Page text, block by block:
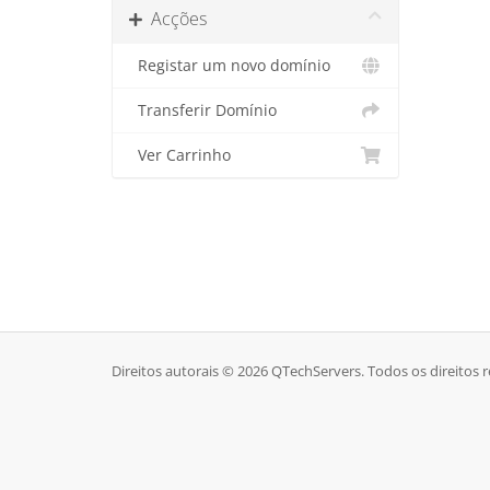
Acções
Registar um novo domínio
Transferir Domínio
Ver Carrinho
Direitos autorais © 2026 QTechServers. Todos os direitos